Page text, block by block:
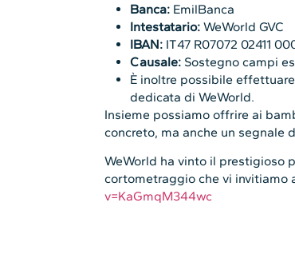
Banca: EmilBanca
Intestatario: WeWorld GVC
IBAN: IT47 R07072 02411
Causale: Sostegno campi
È inoltre possibile
dedicata di WeWorld.
Insieme possiamo offrire ai
concreto, ma anche un segnale
WeWorld ha vinto il prestigioso
cortometraggio che vi invitiamo
v=KaGmqM344wc